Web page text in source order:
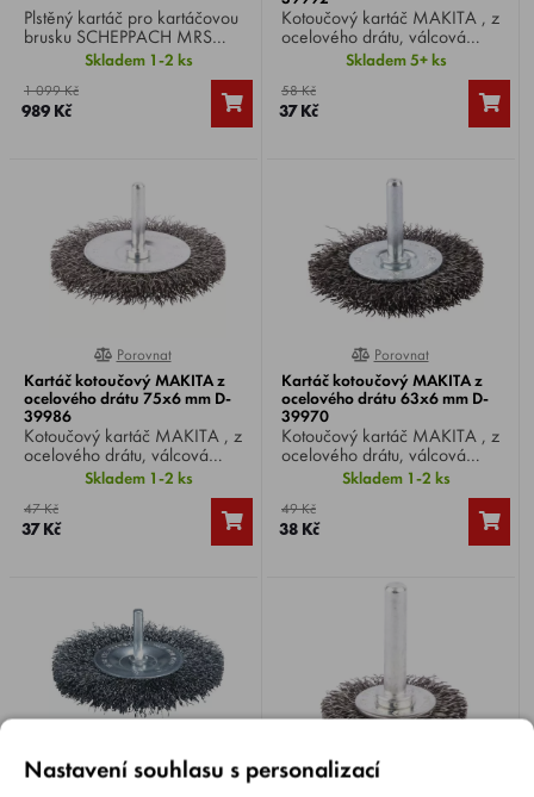
Plstěný kartáč pro kartáčovou
brusku SCHEPPACH MRS
1300 , vhodný na leštění
mramoru, lakovaných ploch,
kovů apod.
Skladem 1-2 ks
1 099 Kč
989 Kč
Kotoučový kartáč MAKITA , z
ocelového drátu, válcová
stopka Ø 6 mm, Ø kartáče
100 mm, vhodný pro vrtačky.
Skladem 5+ ks
58 Kč
37 Kč
0%
Porovnat
Kartáč kotoučový MAKITA z
ocelového drátu 75x6 mm D-
39986
Kotoučový kartáč MAKITA , z
ocelového drátu, válcová
stopka Ø 6 mm, Ø kartáče 75
mm, vhodný pro vrtačky.
Skladem 1-2 ks
47 Kč
37 Kč
0%
Porovnat
Kartáč kotoučový MAKITA z
ocelového drátu 63x6 mm D-
39970
Kotoučový kartáč MAKITA , z
ocelového drátu, válcová
stopka Ø 6 mm, Ø kartáče 63
mm, vhodný pro vrtačky.
Skladem 1-2 ks
49 Kč
38 Kč
0%
Porovnat Porovnat
Nastavení souhlasu s personalizací